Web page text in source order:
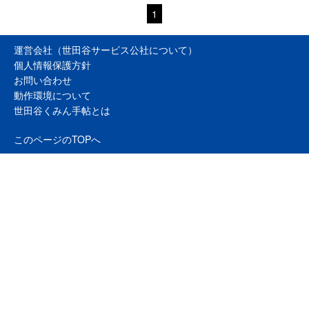
1
運営会社（世田谷サービス公社について）
個人情報保護方針
お問い合わせ
動作環境について
世田谷くみん手帖とは
このページのTOPへ